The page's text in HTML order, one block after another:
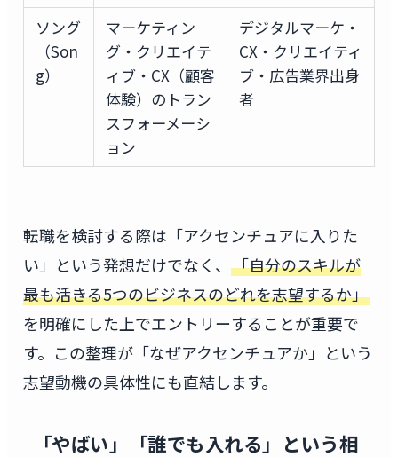
ソング
（Son
g）
マーケティン
グ・クリエイテ
ィブ・CX（顧客
体験）のトラン
スフォーメーシ
ョン
デジタルマーケ・
CX・クリエイティ
ブ・広告業界出身
者
転職を検討する際は「アクセンチュアに入りた
い」という発想だけでなく、 「自分のスキルが
最も活きる5つのビジネスのどれを志望するか」
を明確にした上でエントリーすることが重要で
す。この整理が「なぜアクセンチュアか」という
志望動機の具体性にも直結します。
「やばい」「誰でも入れる」という相